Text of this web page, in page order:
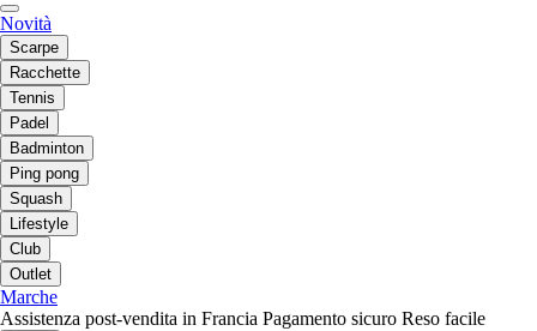
Novità
Scarpe
Racchette
Tennis
Padel
Badminton
Ping pong
Squash
Lifestyle
Club
Outlet
Marche
Assistenza post-vendita in Francia Pagamento sicuro Reso facile